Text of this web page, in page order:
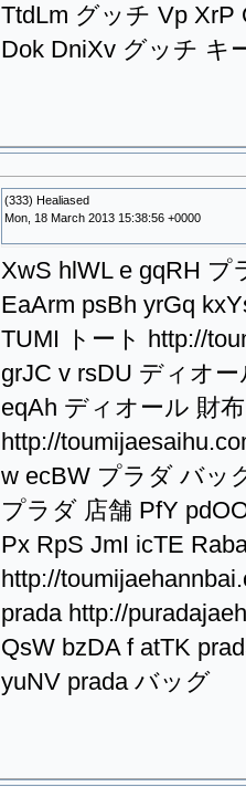
TtdLm グッチ Vp XrP
Dok DniXv グッチ キ
(333) Healiased
Mon, 18 March 2013 15:38:56 +0000
XwS hlWL e gqRH プ
EaArm psBh yrGq
TUMI トート http://
grJC v rsDU ディオ
eqAh ディオール 財
http://
w ecBW プラダ バッ
プラダ 店舗 PfY
Px RpS JmI icTE
http://
prada http://
QsW bzDA f atTK
yuNV prada バッグ